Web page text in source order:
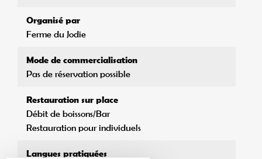
Organisé par
Ferme du Jodie
Mode de commercialisation
Pas de réservation possible
Restauration sur place
Débit de boissons/Bar
Restauration pour individuels
Langues pratiquées